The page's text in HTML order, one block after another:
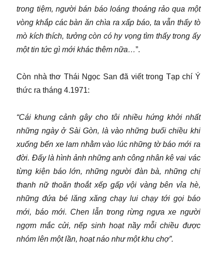
trong tiệm, người bán báo loáng thoáng rảo qua một
vòng khắp các bàn ăn chìa ra xấp báo, ta vẫn thấy tò
mò kích thích, tưởng còn có hy vọng tìm thấy trong ấy
một tin tức gì mới khác thêm nữa…”.
Còn nhà thơ Thái Ngọc San đã viết trong Tạp chí Ý
thức ra tháng 4.1971:
“Cái khung cảnh gây cho tôi nhiều hứng khởi nhất
những ngày ở Sài Gòn, là vào những buổi chiều khi
xuống bến xe lam nhằm vào lúc những tờ báo mới ra
đời. Đấy là hình ảnh những anh công nhân kê vai vác
từng kiện báo lớn, những người đàn bà, những chị
thanh nữ thoăn thoắt xếp gấp vội vàng bên vỉa hè,
những đứa bé lăng xăng chạy lui chạy tới gọi báo
mới, báo mới. Chen lẫn trong rừng ngựa xe người
ngợm mắc cửi, nếp sinh hoạt nầy mỗi chiều được
nhóm lên một lần, hoạt náo như một khu chợ”.